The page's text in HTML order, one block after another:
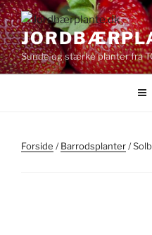
Videre
til
indhold
Sunde og stærke planter fra
Forside /Barrodsplanter/